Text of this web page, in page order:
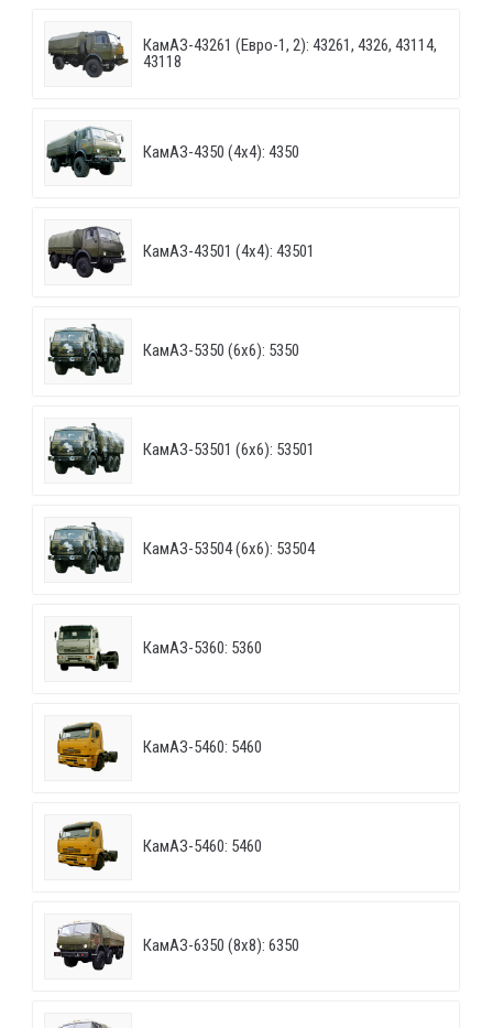
КамАЗ-43261 (Евро-1, 2): 43261, 4326, 43114,
43118
КамАЗ-4350 (4х4): 4350
КамАЗ-43501 (4х4): 43501
КамАЗ-5350 (6х6): 5350
КамАЗ-53501 (6х6): 53501
КамАЗ-53504 (6х6): 53504
КамАЗ-5360: 5360
КамАЗ-5460: 5460
КамАЗ-5460: 5460
КамАЗ-6350 (8х8): 6350